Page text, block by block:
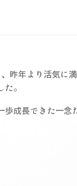
昨年より活気に
。
成長できた一念